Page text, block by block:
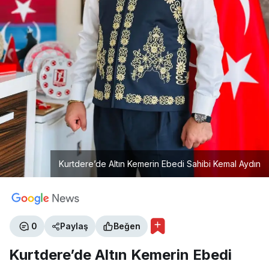
Kurtdere’de Altın Kemerin Ebedi Sahibi Kemal Aydın
0 Paylaş Beğen
Kurtdere’de Altın Kemerin Ebedi